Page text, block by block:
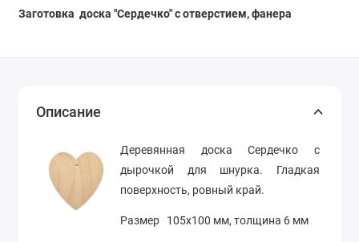
Заготовка доска "Сердечко" с отверстием, фанера
Описание
Деревянная доска Сердечко с
дырочкой для шнурка. Гладкая
поверхность, ровный край.
Размер 105х100 мм, толщина 6 мм